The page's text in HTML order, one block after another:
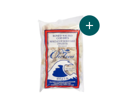
Filets de morue désossés salés
Ajouter